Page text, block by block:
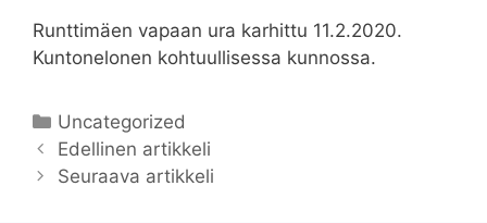
Runttimäen vapaan ura karhittu 11.2.2020.
Kuntonelonen kohtuullisessa kunnossa.
Kategoriat
Uncategorized
Artikkelien
selaus
Edellinen artikkeli
Seuraava artikkeli